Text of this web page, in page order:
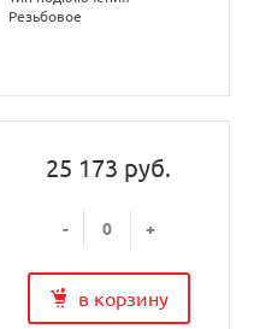
Резьбовое
25 173 руб.
- +
в корзину